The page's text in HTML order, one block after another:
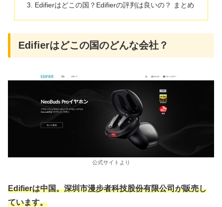
Edifierはどこの国？Edifierの評判は良いの？ まとめ
Edifierはどこの国のどんな会社？
公式サイトより
Edifierは中国。深圳市漫步者科技股份有限公司が販売し
ています。